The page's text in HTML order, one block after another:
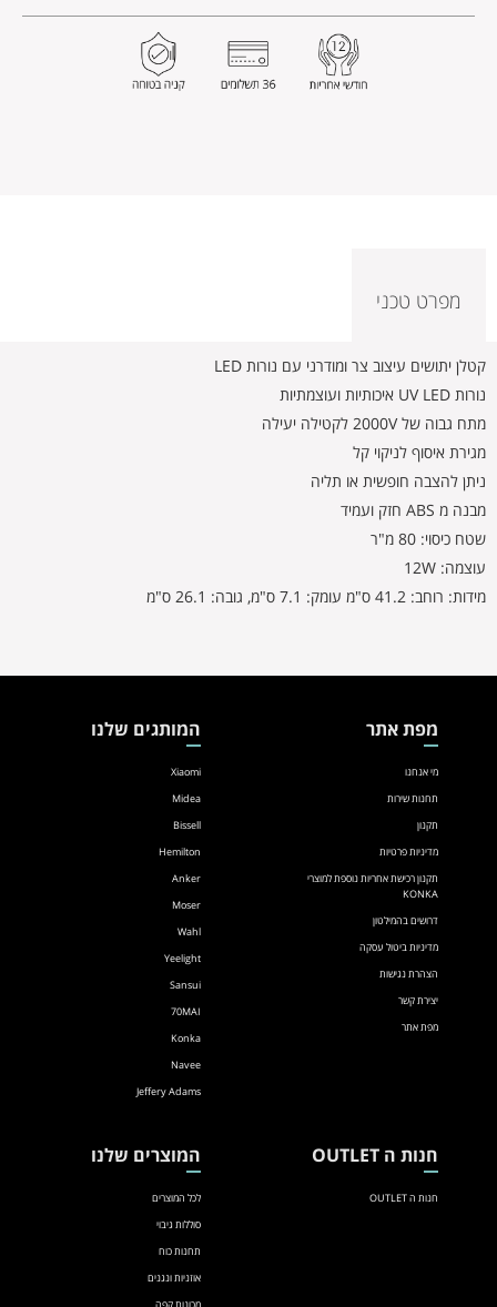
מפרט טכני
קטלן יתושים עיצוב צר ומודרני עם נורות LED
נורות UV LED איכותיות ועוצמתיות
מתח גבוה של 2000V לקטילה יעילה
מגירת איסוף לניקוי קל
ניתן להצבה חופשית או תליה
מבנה מ ABS חזק ועמיד
שטח כיסוי: 80 מ"ר
עוצמה: 12W
מידות: רוחב: 41.2 ס"מ עומק: 7.1 ס"מ, גובה: 26.1 ס"מ
מפת אתר
מי אנחנו
תחנות שירות
תקנון
מדיניות פרטיות
תקנון רכישת אחריות נוספת למוצרי
KONKA
דרושים בהמילטון
מדיניות ביטול עסקה
הצהרת נגישות
יצירת קשר
מפת אתר
המותגים שלנו
Xiaomi
Midea
Bissell
Hemilton
Anker
Moser
Wahl
Yeelight
Sansui
70MAI
Konka
Navee
Jeffery Adams
חנות ה OUTLET
חנות ה OUTLET
המוצרים שלנו
לכל המוצרים
סוללות גיבוי
תחנות כוח
אוזניות ונגנים